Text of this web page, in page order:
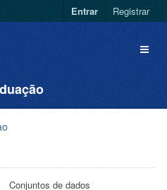
Entrar Registrar
Conjuntos de dados